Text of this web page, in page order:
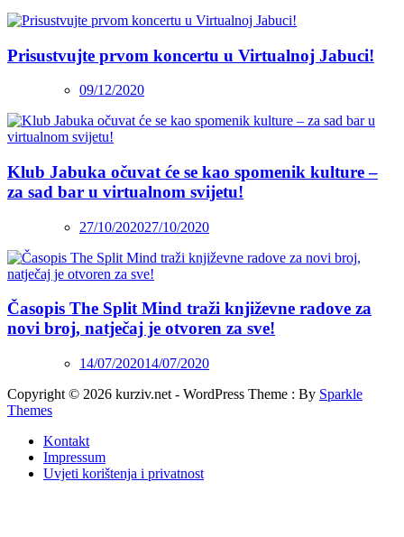
Prisustvujte prvom koncertu u Virtualnoj Jabuci!
09/12/2020
Klub Jabuka očuvat će se kao spomenik kulture –
za sad bar u virtualnom svijetu!
27/10/202027/10/2020
Časopis The Split Mind traži književne radove za
novi broj, natječaj je otvoren za sve!
14/07/202014/07/2020
Copyright © 2026 kurziv.net - WordPress Theme : By Sparkle
Themes
Kontakt
Impressum
Uvjeti korištenja i privatnost